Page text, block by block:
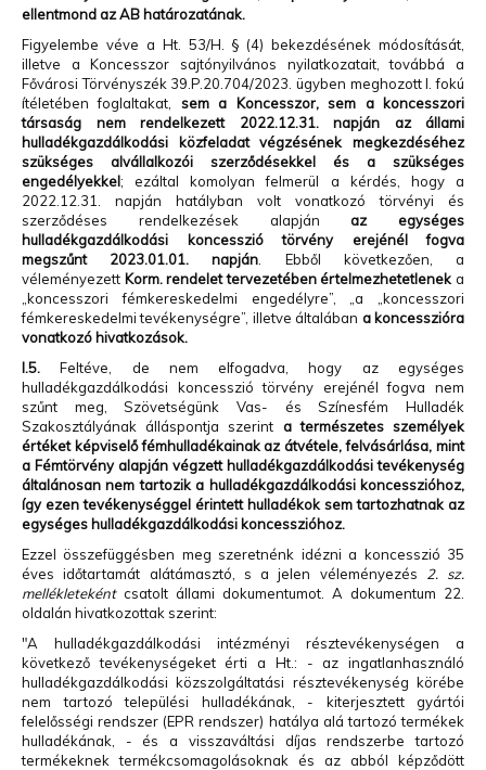
ellentmond az AB határozatának.
Figyelembe véve a Ht. 53/H. § (4) bekezdésének módosítását,
illetve a Koncesszor sajtónyilvános nyilatkozatait, továbbá a
Fővárosi Törvényszék 39.P.20.704/2023. ügyben meghozott I. fokú
ítéletében foglaltakat, sem a Koncesszor, sem a koncesszori
társaság nem rendelkezett 2022.12.31. napján az állami
hulladékgazdálkodási közfeladat végzésének megkezdéséhez
szükséges alvállalkozói szerződésekkel és a szükséges
engedélyekkel; ezáltal komolyan felmerül a kérdés, hogy a
2022.12.31. napján hatályban volt vonatkozó törvényi és
szerződéses rendelkezések alapjánaz egységes
hulladékgazdálkodási koncesszió törvény erejénél fogva
megszűnt 2023.01.01. napján . Ebből következően, a
véleményezett Korm. rendelet tervezetében értelmezhetetlenek a
„koncesszori fémkereskedelmi engedélyre”, „a „koncesszori
fémkereskedelmi tevékenységre”, illetve általában a koncesszióra
vonatkozó hivatkozások.
I.5. Feltéve, de nem elfogadva, hogy az egységes
hulladékgazdálkodási koncesszió törvény erejénél fogva nem
szűnt meg, Szövetségünk Vas- és Színesfém Hulladék
Szakosztályának álláspontja szerint a természetes személyek
értéket képviselő fémhulladékainak az átvétele, felvásárlása, mint
a Fémtörvény alapján végzett hulladékgazdálkodási tevékenység
általánosan nem tartozik a hulladékgazdálkodási koncesszióhoz,
így ezen tevékenységgel érintett hulladékok sem tartozhatnak az
egységes hulladékgazdálkodási koncesszióhoz.
Ezzel összefüggésben meg szeretnénk idézni a koncesszió 35
éves időtartamát alátámasztó, s a jelen véleményezés 2. sz.
mellékletekéntcsatolt állami dokumentumot. A dokumentum 22.
oldalán hivatkozottak szerint:
"A hulladékgazdálkodási intézményi résztevékenységen a
következő tevékenységeket érti a Ht.: - az ingatlanhasználó
hulladékgazdálkodási közszolgáltatási résztevékenység körébe
nem tartozó települési hulladékának, - kiterjesztett gyártói
felelősségi rendszer (EPR rendszer) hatálya alá tartozó termékek
hulladékának, - és a visszaváltási díjas rendszerbe tartozó
termékeknek termékcsomagolásoknak és az abból képződött